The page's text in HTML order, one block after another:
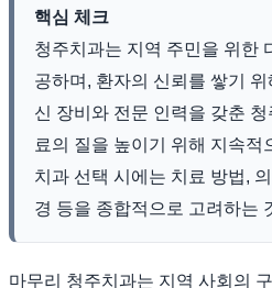
핵심 체크
청주치과는 지역 주민을 위한
공하며, 환자의 신뢰를 쌓기
신 장비와 전문 인력을 갖춘
료의 질을 높이기 위해 지속적
치과 선택 시에는 치료 방법,
경 등을 종합적으로 고려하는
마무리 청주치과는 지역 사회의 구강 건강을 책임지고 있으며,